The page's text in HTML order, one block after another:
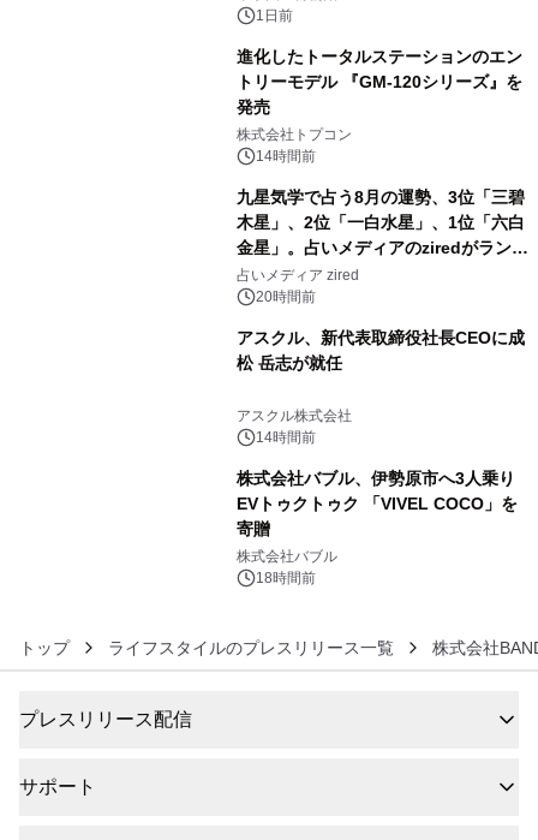
1日前
進化したトータルステーションのエン
トリーモデル 『GM-120シリーズ』を
発売
株式会社トプコン
14時間前
九星気学で占う8月の運勢、3位「三碧
木星」、2位「一白水星」、1位「六白
金星」。占いメディアのziredがランキ
ングを発表
占いメディア zired
20時間前
アスクル、新代表取締役社長CEOに成
松 岳志が就任
アスクル株式会社
14時間前
株式会社バブル、伊勢原市へ3人乗り
EVトゥクトゥク 「VIVEL COCO」を
寄贈
株式会社バブル
18時間前
トップ ライフスタイルのプレスリリース一覧 株式会社
プレスリリース配信
サポート